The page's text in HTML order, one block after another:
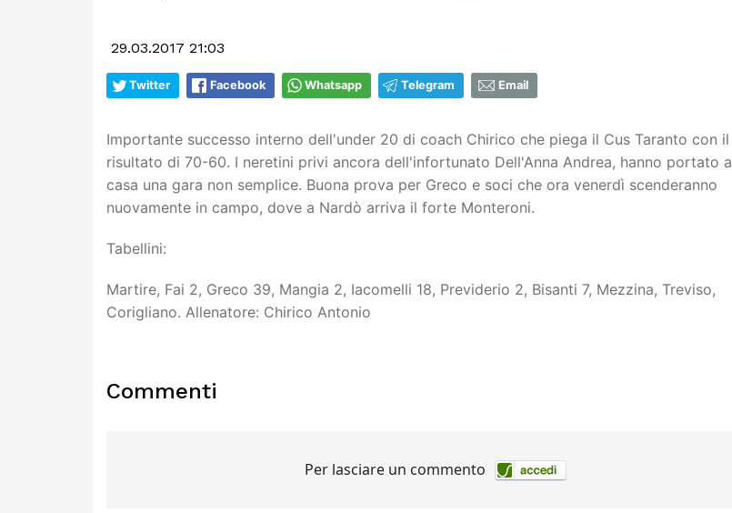
29.03.2017 21:03
Twitter Facebook Whatsapp Telegram Email
Importante successo interno dell'under 20 di coach Chirico che piega il Cus Taranto con il
risultato di 70-60. I neretini privi ancora dell'infortunato Dell'Anna Andrea, hanno portato a
casa una gara non semplice. Buona prova per Greco e soci che ora venerdì scenderanno
nuovamente in campo, dove a Nardò arriva il forte Monteroni.
Tabellini:
Martire, Fai 2, Greco 39, Mangia 2, Iacomelli 18, Previderio 2, Bisanti 7, Mezzina, Treviso,
Corigliano. Allenatore: Chirico Antonio
Commenti